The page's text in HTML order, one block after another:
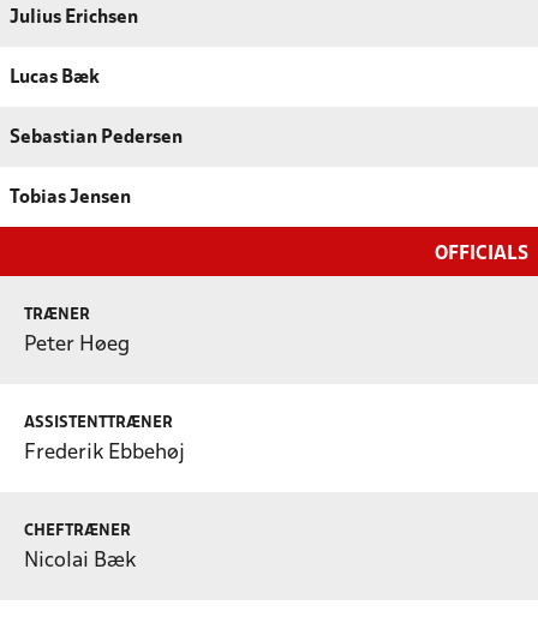
Julius Erichsen
Lucas Bæk
Sebastian Pedersen
Tobias Jensen
OFFICIALS
TRÆNER
Peter Høeg
ASSISTENTTRÆNER
Frederik Ebbehøj
CHEFTRÆNER
Nicolai Bæk